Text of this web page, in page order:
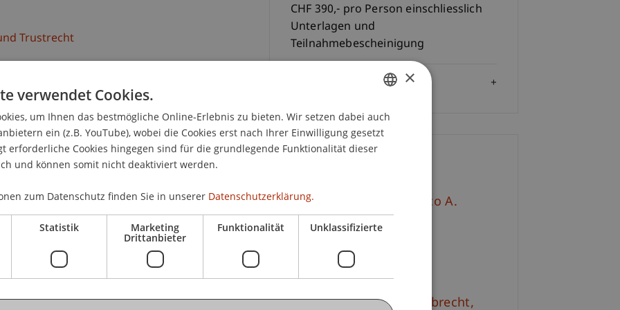
Trustrecht
durchgeführt werden. Für eine
Veranstaltungsseite.
Rechtsanwältinnen und Rechtsanwälte
wachsen ständig. Daher ist eine fundierte und
liechtensteinischen Rechtsmaterie für
gerade auch auf ihre forensische Tätigkeit
mit dem liechtensteinischen Strafprozess- und
eine Weiterbildung in diesen beiden
Vorgehen vor Gericht sicherzustellen.
CHF 390,- pro Person einschliesslich
Unterlagen und
Teilnahmebescheinigung
Univ.-Prof. Dr. Francesco A.
Schurr
E-Mail
lic. iur. Frédérique
Lambrecht
GERMAN
ENGLISH
×
verwendet Cookies.
um Ihnen das bestmögliche Online-Erlebnis zu bieten. Wir setzen dabei auch
ein (z.B. YouTube), wobei die Cookies erst nach Ihrer Einwilligung gesetzt
erforderliche Cookies hingegen sind für die grundlegende Funktionalität dieser
und können somit nicht deaktiviert werden.
zum Datenschutz finden Sie in unserer Datenschutzerklärung.
Statistik Marketing
Drittanbieter
Funktionalität Unklassifizierte